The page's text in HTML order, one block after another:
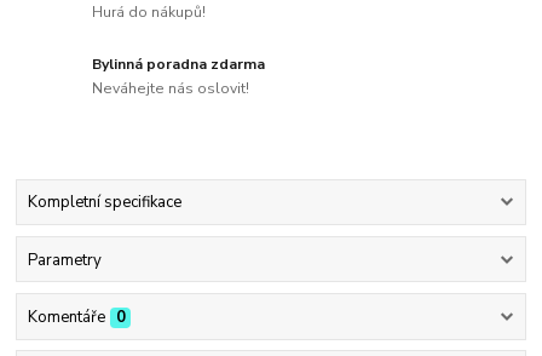
Hurá do nákupů!
Bylinná poradna zdarma
Neváhejte nás oslovit!
Kompletní specifikace
Parametry
Komentáře 0